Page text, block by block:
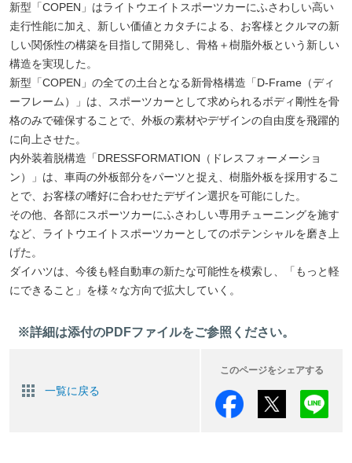
新型「COPEN」はライトウエイトスポーツカーにふさわしい高い
走行性能に加え、新しい価値とカタチによる、お客様とクルマの新
しい関係性の構築を目指して開発し、骨格＋樹脂外板という新しい
構造を実現した。
新型「COPEN」の全ての土台となる新骨格構造「D-Frame（ディ
ーフレーム）」は、スポーツカーとして求められるボディ剛性を骨
格のみで確保することで、外板の素材やデザインの自由度を飛躍的
に向上させた。
内外装着脱構造「DRESSFORMATION（ドレスフォーメーショ
ン）」は、車両の外板部分をパーツと捉え、樹脂外板を採用するこ
とで、お客様の嗜好に合わせたデザイン選択を可能にした。
その他、各部にスポーツカーにふさわしい専用チューニングを施す
など、ライトウエイトスポーツカーとしてのポテンシャルを磨き上
げた。
ダイハツは、今後も軽自動車の新たな可能性を模索し、「もっと軽
にできること」を様々な方向で拡大していく。
※詳細は添付のPDFファイルをご参照ください。
一覧に戻る
このページをシェアする